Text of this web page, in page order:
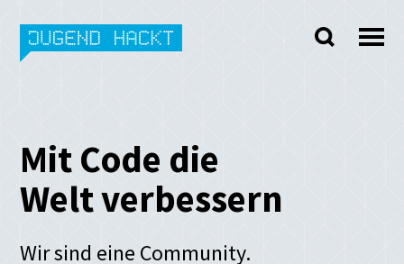
Skip
to
MitCode die
Welt verbessern
Wir sind eine Community.